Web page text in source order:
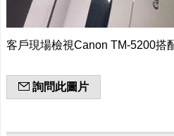
客戶現場檢視Canon TM-5200搭
詢問此圖片